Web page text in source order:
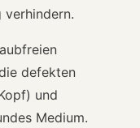
defekten
und
Medium.